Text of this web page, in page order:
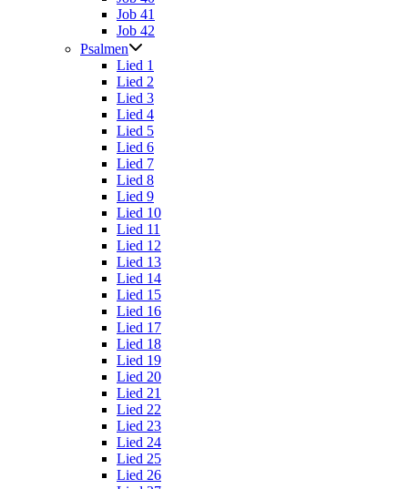
Job 41
Job 42
Psalmen
Lied 1
Lied 2
Lied 3
Lied 4
Lied 5
Lied 6
Lied 7
Lied 8
Lied 9
Lied 10
Lied 11
Lied 12
Lied 13
Lied 14
Lied 15
Lied 16
Lied 17
Lied 18
Lied 19
Lied 20
Lied 21
Lied 22
Lied 23
Lied 24
Lied 25
Lied 26